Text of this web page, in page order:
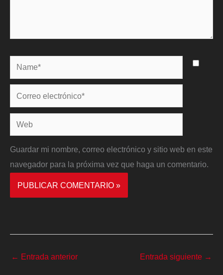
Name*
Correo
electrónico*
Web
Guardar mi nombre, correo electrónico y sitio web en este
navegador para la próxima vez que haga un comentario.
← Entrada anterior Entrada siguiente →